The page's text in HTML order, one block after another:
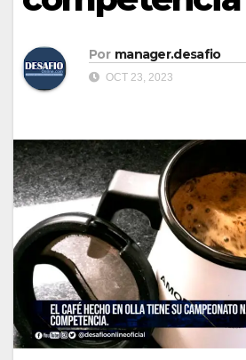
Por manager.desafio
OCT 23, 2023